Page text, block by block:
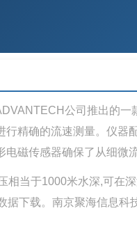
公司推出的一
精确的流速测量。仪
磁传感器确保了从细微
相当于1000米水深,可在
据下载。南京聚海信息